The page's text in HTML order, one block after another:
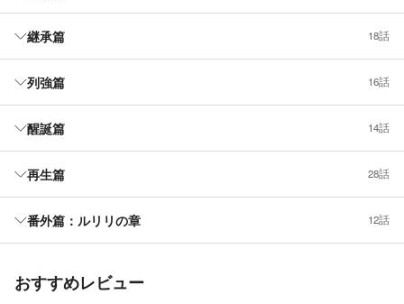
継承篇 18話
列強篇 16話
醒誕篇 14話
再生篇 28話
番外篇：ルリリの章 12話
おすすめレビュー